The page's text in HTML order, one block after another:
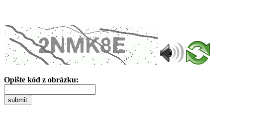
Opište kód z obrázku:
submit